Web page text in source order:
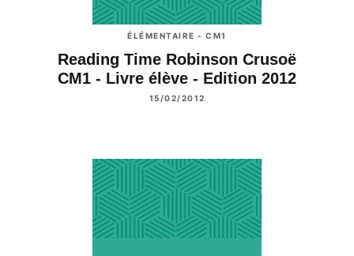
ÉLÉMENTAIRE - CM1
Reading Time Robinson Crusoë
CM1 - Livre élève - Edition 2012
15/02/2012